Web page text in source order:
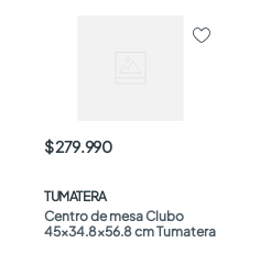
$ 279.990
TUMATERA
Centro de mesa Clubo
45x34.8x56.8 cm Tumatera